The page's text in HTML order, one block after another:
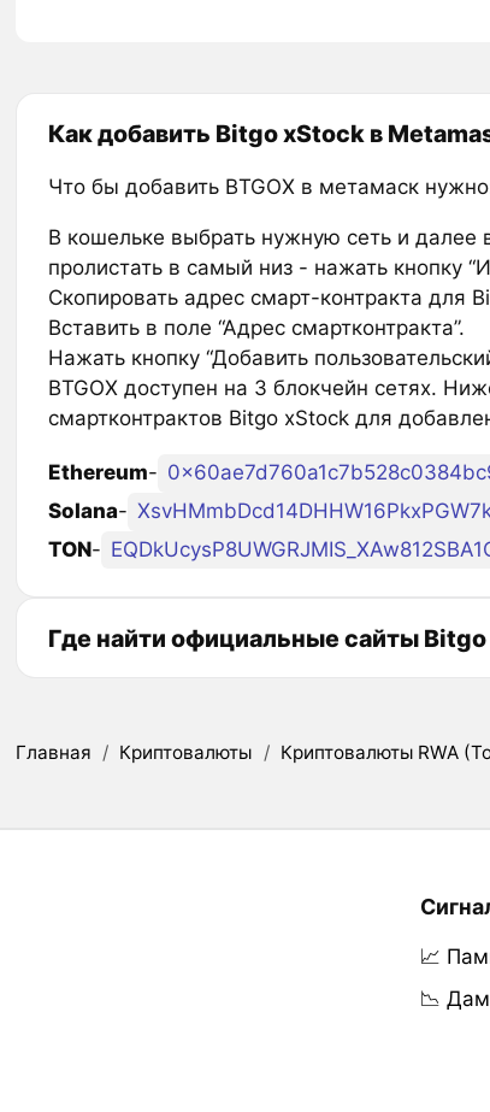
Как добавить Bitgo xStock в
Что бы добавить BTGOX в метамаск
В кошельке выбрать нужную сеть и далее
пролистать в самый низ - нажать кнопку
Скопировать адрес смарт-контракта для
Вставить в поле “Адрес смартконтракта”.
Нажать кнопку “Добавить
BTGOX доступен на 3 блокчейн сетях.
смартконтрактов Bitgo xStock для
Ethereum-
Solana-
TON-
Где найти официальные сайты
Главная / Криптовалюты / Криптовалюты RWA
📈
📉